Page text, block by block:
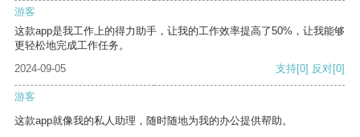
游客
这款app是我工作上的得力助手，让我的工作效率提高了50%，让我能够
更轻松地完成工作任务。
2024-09-05
支持[0] 反对[0]
游客
这款app就像我的私人助理，随时随地为我的办公提供帮助。